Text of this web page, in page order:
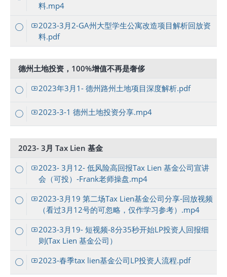
料.mp4
2023-3月2-GA州大型学生公寓改造项目解析回放资
料.pdf
德州土地投资，100%增值不再是奢侈
2023年3月1- 德州路州土地项目深度解析.pdf
2023-3-1 德州土地投资分享.mp4
2023- 3月 Tax Lien 基金
2023- 3月12- 低风险高回报Tax Lien 基金公司宣讲
会（可投）-Frank老师操盘.mp4
2023-3月19 第二场Tax Lien基金公司分享-回放视频
（看过3月12号的可忽略，仅作学习参考）.mp4
2023-3月19- 短视频-8分35秒开始LP投资人回报细
则(Tax Lien 基金公司）
2023-春季tax lien基金公司LP投资人流程.pdf